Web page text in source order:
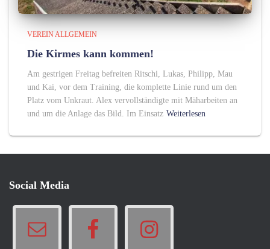
VEREIN ALLGEMEIN
Die Kirmes kann kommen!
Am gestrigen Freitag befreiten Ritschi, Lukas, Philipp, Mau
und Kai, vor dem Training, die komplette Linie rund um den
Platz vom Unkraut. Alex vervollständigte mit Mäharbeiten an
und um die Anlage das Bild. Im Einsatz Weiterlesen
Social Media